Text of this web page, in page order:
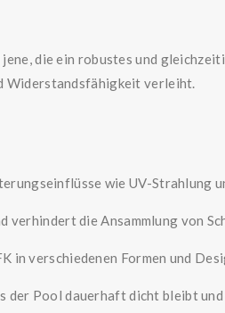
die ein robustes und
Widerstandsfähigkeit verleiht.
wie UV-Strahlung
die Ansammlung von
in verschiedenen Formen und
Pool dauerhaft dicht bleibt